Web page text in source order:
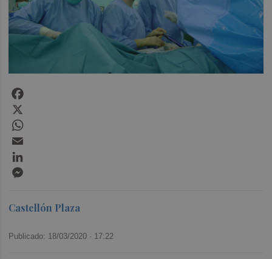
Castellón Plaza
Publicado: 18/03/2020 · 17:22